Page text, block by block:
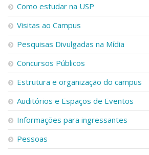
Como estudar na USP
Visitas ao Campus
Pesquisas Divulgadas na Mídia
Concursos Públicos
Estrutura e organização do campus
Auditórios e Espaços de Eventos
Informações para ingressantes
Pessoas